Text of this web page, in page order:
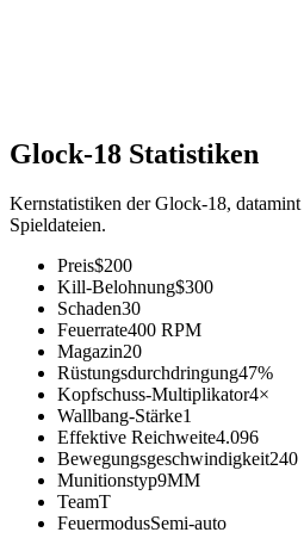
Glock-18 Statistiken
Kernstatistiken der Glock-18,
Spieldateien.
Preis$200
Kill-Belohnung$300
Schaden30
Feuerrate400 RPM
Magazin20
Rüstungsdurchdringung47%
Kopfschuss-Multiplikator4×
Wallbang-Stärke1
Effektive Reichweite4.096
Bewegungsgeschwindigkeit240
Munitionstyp9MM
TeamT
FeuermodusSemi-auto